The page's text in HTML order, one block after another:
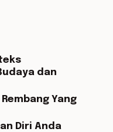
dan
Yang
Diri Anda